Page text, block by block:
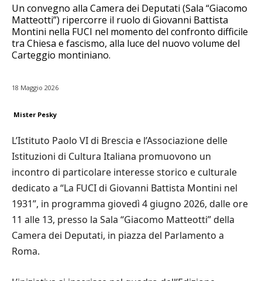
Un convegno alla Camera dei Deputati (Sala “Giacomo
Matteotti”) ripercorre il ruolo di Giovanni Battista
Montini nella FUCI nel momento del confronto difficile
tra Chiesa e fascismo, alla luce del nuovo volume del
Carteggio montiniano.
18 Maggio 2026
Mister Pesky
L’Istituto Paolo VI di Brescia e l’Associazione delle
Istituzioni di Cultura Italiana promuovono un
incontro di particolare interesse storico e culturale
dedicato a “La FUCI di Giovanni Battista Montini nel
1931”, in programma giovedì 4 giugno 2026, dalle ore
11 alle 13, presso la Sala “Giacomo Matteotti” della
Camera dei Deputati, in piazza del Parlamento a
Roma.